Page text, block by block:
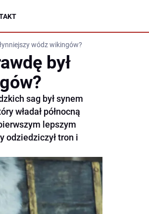
wódz wikingów?
był
sag był synem
władał północną
lepszym
odziedziczył tron i